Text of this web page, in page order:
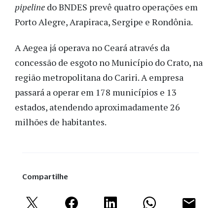
pipeline do BNDES prevê quatro operações em
Porto Alegre, Arapiraca, Sergipe e Rondônia.
A Aegea já operava no Ceará através da
concessão de esgoto no Município do Crato, na
região metropolitana do Cariri. A empresa
passará a operar em 178 municípios e 13
estados, atendendo aproximadamente 26
milhões de habitantes.
Compartilhe